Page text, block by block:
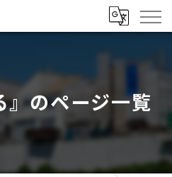
』のページ一覧